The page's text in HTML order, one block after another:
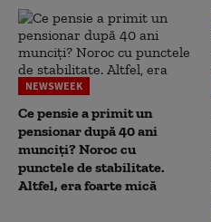
NEWSWEEK
Ce pensie a primit un
pensionar după 40 ani
munciți? Noroc cu
punctele de stabilitate.
Altfel, era foarte mică